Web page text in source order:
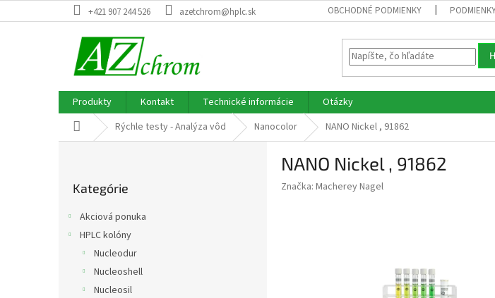
na
+421 907 244 526 azetchrom@hplc.sk OBCHODNÉ PODMIENKY
Produkty Kontakt Technické informácie
Otázky
DomovRýchle testy - Analýza vôd Nanocolor NANO Nickel , 91862
kategórie
Kategórie
Akciová ponuka
HPLC kolóny
Nucleodur
Nucleoshell
Nucleosil
NANO Nickel , 91862
Značka: Macherey Nagel